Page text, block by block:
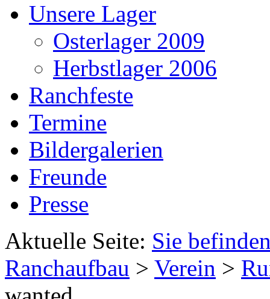
Unsere Lager
Osterlager 2009
Herbstlager 2006
Ranchfeste
Termine
Bildergalerien
Freunde
Presse
Aktuelle Seite: Sie
Ranchaufbau > Verein >